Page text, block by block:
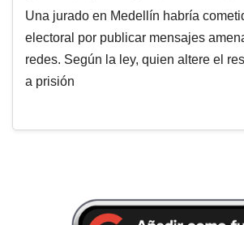
Una jurado en Medellín habría
electoral por publicar mensajes
redes. Según la ley, quien altere el
a prisión